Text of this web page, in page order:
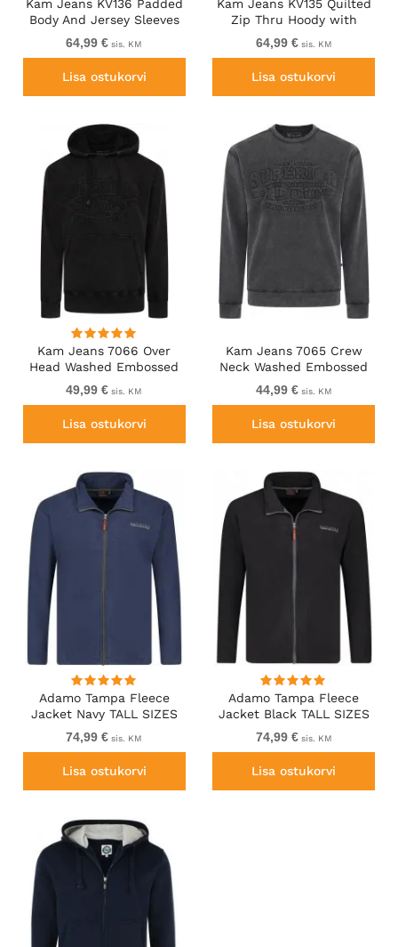
Kam Jeans KV136 Padded
Body And Jersey Sleeves
Hybrid Zip Thru Quilted
Hoody Black TALL SIZES
64,99 € sis. KM
Lisa ostukorvi
Kam Jeans KV135 Quilted
Zip Thru Hoody with
Padded Body & Jersey
Sleeves Navy TALL SIZES
64,99 €sis. KM
Lisa ostukorvi
Kam Jeans 7066 Over
Head Washed Embossed
Hoody Black TALL SIZES
49,99 € sis. KM
Lisa ostukorvi
Kam Jeans 7065 Crew
Neck Washed Embossed
Sweatshirt Black TALL
SIZES
44,99 €sis. KM
Lisa ostukorvi
Adamo Tampa Fleece
Jacket Navy TALL SIZES
74,99 € sis. KM
Lisa ostukorvi
Adamo Tampa Fleece
Jacket Black TALL SIZES
74,99 €sis. KM
Lisa ostukorvi